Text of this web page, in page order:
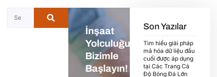
İnşaat
Yolculuğunuza
Bizimle
Başlayın!
Son Yazılar
Tìm hiểu giải pháp
mã hóa dữ liệu đầu
cuối được áp dụng
tại Các Trang Cá
Độ Bóng Đá Lớn